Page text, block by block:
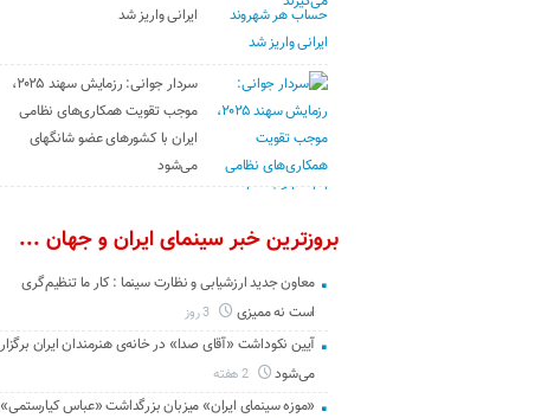
ایرانی واریز شد
سردار جوانی: رزمایش سهند ۲۰۲۵،
موجب تقویت همکاری‌های نظامی
ایران با کشور‌های عضو شانگهای
می‌شود
بروزترین خبر سینمای ایران و جهان ...
معاون جدید ارزشیابی و نظارت سینما : کار ما تنظیم‌گری
است نه ممیزی
آیین نکوداشت «آقای صدا» در خانه‌ی هنرمندان ایران برگزار
می‌شود
2 هفته
«موزه سینمای ایران» میزبان بزرگداشت «عباس کیارستمی»